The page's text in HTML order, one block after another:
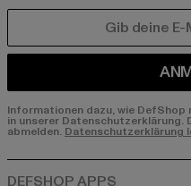
Informationen dazu, wie
in unserer
abmelden. Datenschutzerklärung